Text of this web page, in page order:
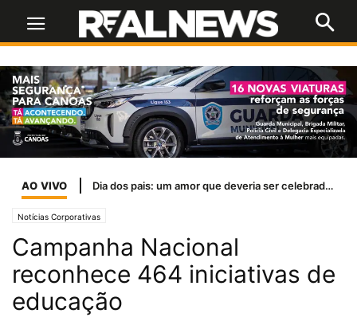
AO VIVO Inter encara o líder Palmeiras em busca de reação para sair do Z-4
Notícias Corporativas
Campanha Nacional
reconhece 464 iniciativas de
educação